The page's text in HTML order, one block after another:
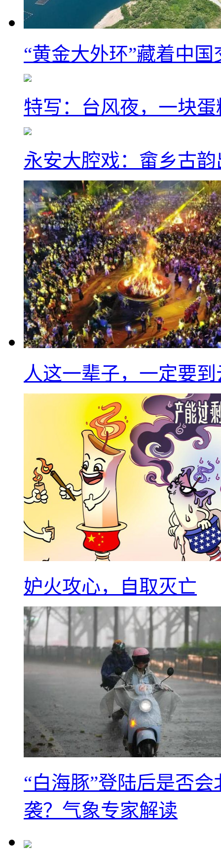
“黄金大外环”藏着中
特写：台风夜，一块
永安大腔戏：畲乡古
人这一辈子，一定要
妒火攻心，自取灭亡
“白海豚”登陆后是否
袭？气象专家解读